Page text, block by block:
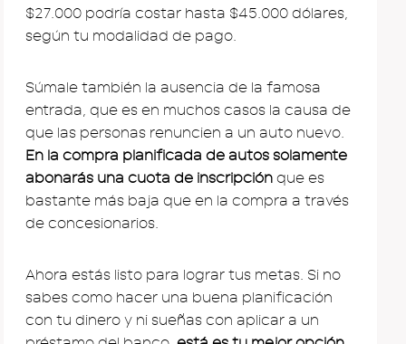
$27.000 podría costar hasta $45.000 dólares,
según tu modalidad de pago.
Súmale también la ausencia de la famosa
entrada, que es en muchos casos la causa de
que las personas renuncien a un auto nuevo.
En la compra planificada de autos solamente
abonarás una cuota de inscripción que es
bastante más baja que en la compra a través
de concesionarios.
Ahora estás listo para lograr tus metas. Si no
sabes como hacer una buena planificación
con tu dinero y ni sueñas con aplicar a un